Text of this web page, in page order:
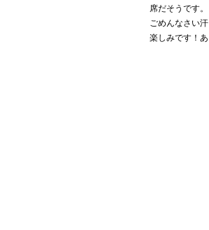
席だそうです
ごめんなさい
楽しみです！